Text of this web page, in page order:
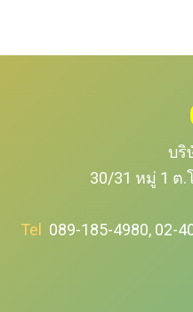
บริ
30/31 หมู่ 1 ต.
Tel 089-185-4980, 02-